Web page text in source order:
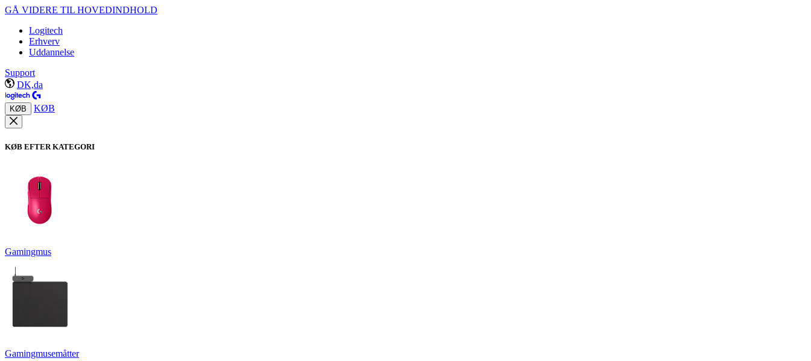
GÅ VIDERE TIL HOVEDINDHOLD
Logitech
Erhverv
Uddannelse
Support
DK,da
KØB KØB
KØB EFTER KATEGORI
Gamingmus
Gamingmusemåtter